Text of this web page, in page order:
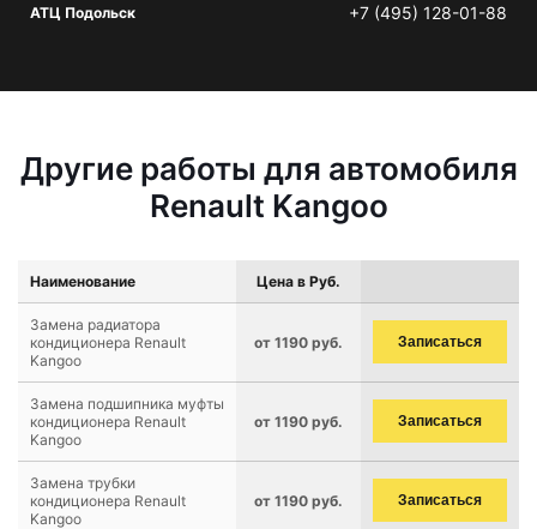
АТЦ Подольск +7 (495) 128-01-88
Другие работы для автомобиля
Renault Kangoo
Наименование Цена в Руб.
Замена радиатора
кондиционера Renault
Kangoo
от 1190 руб. Записаться
Замена подшипника муфты
кондиционера Renault
Kangoo
от 1190 руб. Записаться
Замена трубки
кондиционера Renault
Kangoo
от 1190 руб. Записаться